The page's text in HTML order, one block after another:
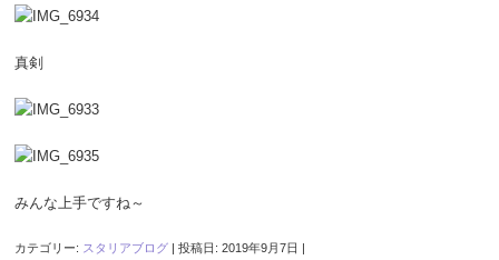
真剣
みんな上手ですね～
カテゴリー: スタリアブログ | 投稿日:2019年9月7日 |